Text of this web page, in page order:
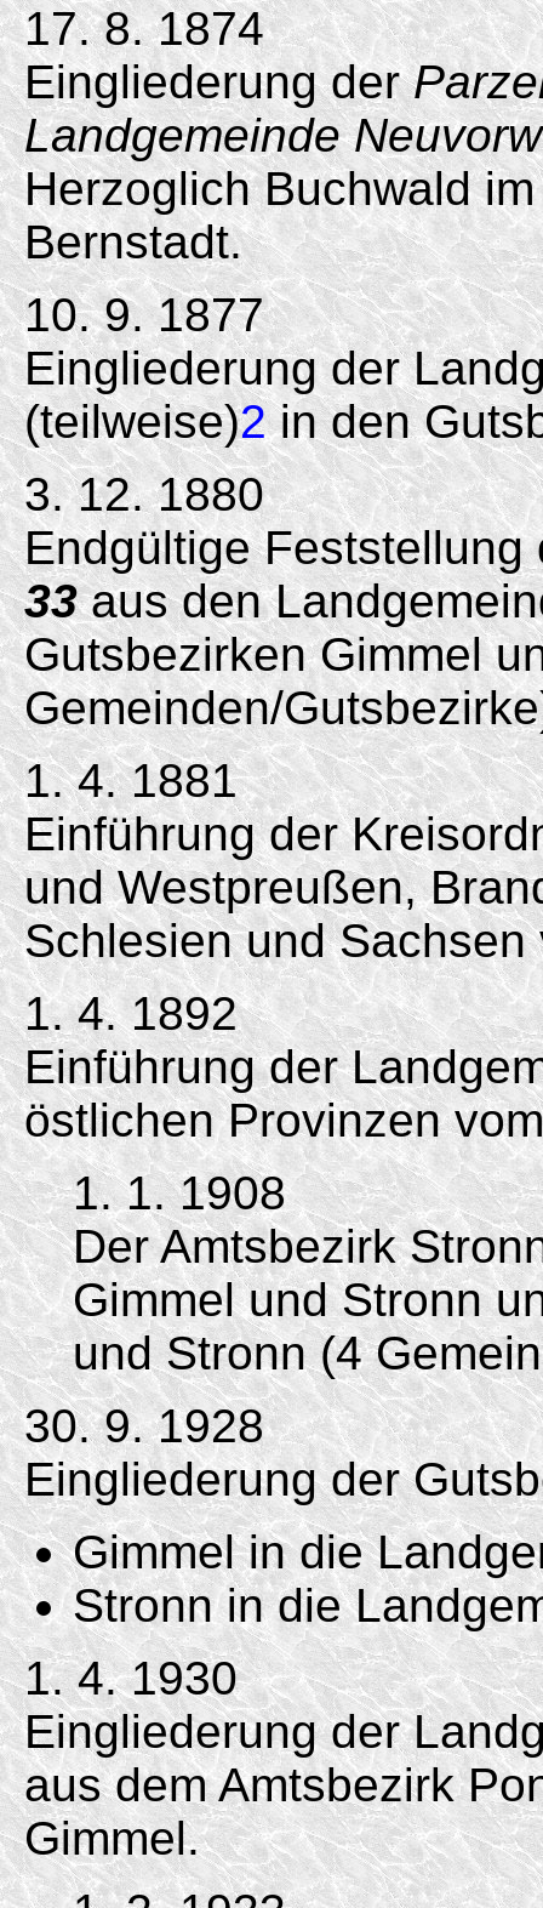
17. 8. 1874
Eingliederung der
Landgemeinde
Herzoglich Buchwald
Bernstadt.
10. 9. 1877
Eingliederung der
(teilweise)2in den
3. 12. 1880
Endgültige
33aus den
Gutsbezirken Gimmel
Gemeinden/
1. 4. 1881
Einführung der
und Westpreußen,
Schlesien und
1. 4. 1892
Einführung der
östlichen Provinzen
1. 1. 1908
Der Amtsbezirk
Gimmel und Stronn
und Stronn (4
30. 9. 1928
Eingliederung der
Gimmel in die
Stronn in die
1. 4. 1930
Eingliederung der
aus dem Amtsbezirk
Gimmel.